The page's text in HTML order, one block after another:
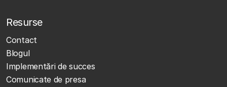
Resurse
Contact
Blogul
Implementări de succes
Comunicate de presa